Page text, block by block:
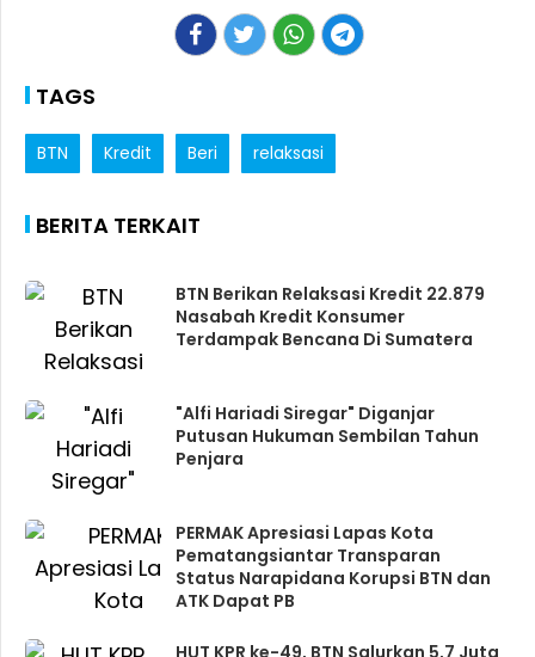
TAGS
BTN Kredit Beri relaksasi
BERITA TERKAIT
BTN Berikan Relaksasi Kredit 22.879
Nasabah Kredit Konsumer
Terdampak Bencana Di Sumatera
"Alfi Hariadi Siregar" Diganjar
Putusan Hukuman Sembilan Tahun
Penjara
PERMAK Apresiasi Lapas Kota
Pematangsiantar Transparan
Status Narapidana Korupsi BTN dan
ATK Dapat PB
HUT KPR ke-49, BTN Salurkan 5,7 Juta